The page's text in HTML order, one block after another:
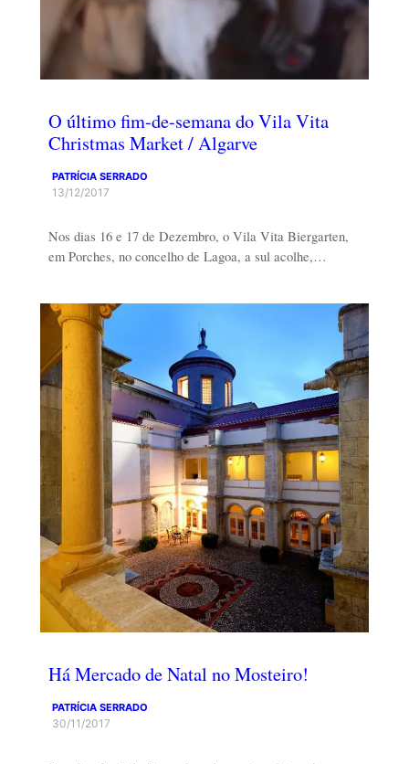
O último fim-de-semana do Vila Vita
Christmas Market / Algarve
PATRÍCIA SERRADO
13/12/2017
Nos dias 16 e 17 de Dezembro, o Vila Vita Biergarten,
em Porches, no concelho de Lagoa, a sul acolhe,…
Há Mercado de Natal no Mosteiro!
PATRÍCIA SERRADO
30/11/2017